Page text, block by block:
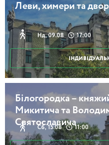
Леви, химери та
Нд, 09.08 17:00
Білогородка –
Микитича та
Святославича
Сб, 15.08 11:00